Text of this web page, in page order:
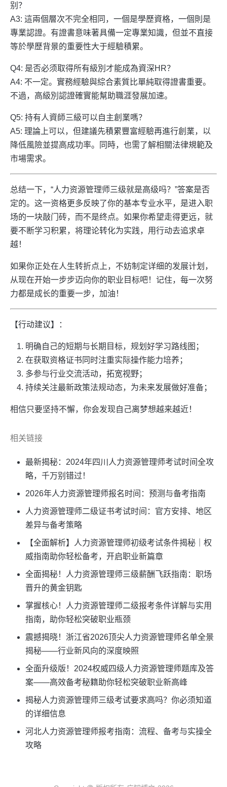
别？
A3: 這兩個層次不完全相同，一個是學歷資格，一個則是
專業認證。有證書意味著具備一定專業知識，但並不直接
等於學歷背景的重要性大于經驗積累。
Q4: 是否必须取得所有級別才能成為資深HR？
A4: 不一定。實務經驗與綜合素質比單純取得證書重要。
不過，高級別認證確實能幫助職涯發展加速。
Q5: 持有人資師三級可以自主創業嗎？
A5: 理論上可以，但建議先積累豐富經驗再進行創業，以
降低風險並提高成功率。同時，也需了解相關法律規範及
市場需求。
总结一下，“人力资源管理师三级就是高级吗？”答案是否
定的。这一资格更多反映了你的基本专业水平，是进入职
场的一块敲门砖，而不是终点。如果你希望走得更远，就
要不断学习积累，将理论转化为实践，用行动去追求卓
越！
如果你正处在人生转折点上，不妨制定详细的发展计划，
从现在开始一步步迈向你的职业目标吧！记住，每一次努
力都是成长的重要一步，加油！
【行动建议】：
明确自己的短期与长期目标，规划好学习路线图；
在获取资格证书同时注重实际操作能力培养；
多参与行业交流活动，拓宽视野；
持续关注最新政策法规动态，为未来发展做好准备；
相信只要坚持不懈，你会发现自己离梦想越来越近！
相关链接
最新揭秘：2024年四川人力资源管理师考试时间全攻
略，千万别错过！
2026年人力资源管理师报名时间：预测与备考指南
人力资源管理师二级证书考试时间：官方安排、地区
差异与备考策略
【全面解析】人力资源管理师初级考试条件揭秘｜权
威指南助你轻松备考，开启职业新篇章
全面揭秘！人力资源管理师三级薪酬飞跃指南：职场
晋升的黄金钥匙
掌握核心！人力资源管理师二级报考条件详解与实用
指南，助你轻松突破职业瓶颈
震撼揭晓！浙江省2026顶尖人力资源管理师名单全景
揭秘——行业新风向的深度映照
全面升级版！2024权威四级人力资源管理师题库及答
案——高效备考秘籍助你轻松突破职业新高峰
揭秘人力资源管理师三级考试要求高吗？你必须知道
的详细信息
河北人力资源管理师报考指南：流程、备考与实操全
攻略